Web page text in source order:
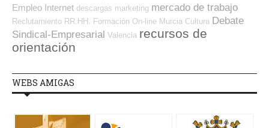
Empleo Internet descargas marketing mercado de trabajo
Reclutamiento RR.HH. Formación On-line Murcia Cultura Debate
Sindical-Empresarial Valencia recursos de
orientación
WEBS AMIGAS